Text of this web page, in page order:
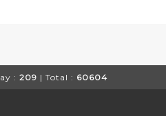
: 209 | Total : 60604